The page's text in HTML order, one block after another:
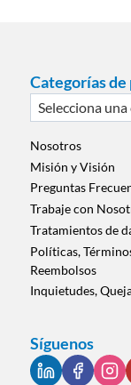
Categorías
Selecciona
una
categoría
Nosotros
Misión y Visión
Preguntas
Trabaje con
Tratamientos de
Políticas,
Reembolsos
Inquietudes,
Síguenos